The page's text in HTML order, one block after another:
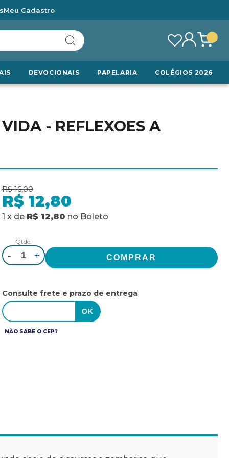
Meu Cadastro
DEVOCIONAIS PAPELARIA COLÉGIOS 2026
- REFLEXOES A
R$ 16,00
R$ 12,80
1 x de R$ 12,80 no Boleto
Qtde.
- +
Consulte frete e prazo de entrega
NÃO SABE O CEP?